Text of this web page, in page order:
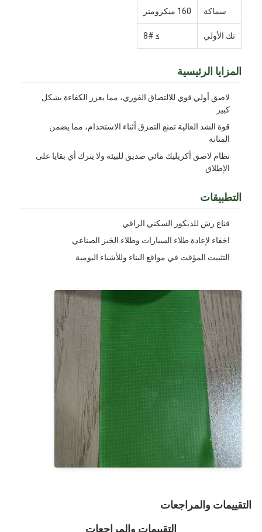
الصفحة الرئيسية
سماكة 160 ميكرومتر
تك الأولي ≥ 8#
المزايا الرئيسية
لاصق أولي قوي للالتصاق الفوري، مما يعزز الكفاءة بشكل
كبير
قوة الشد العالية تمنع التمزق أثناء الاستخدام، مما يضمن
المتانة
نظام لاصق أكريليك مائي صديق للبيئة ولا يترك أي بقايا على
الإطلاق
التطبيقات
قناع رش للديكور السكني الراقي
اخفاء لإعادة طلاء السيارات وطلاء الخبز الصناعي
التثبيت المؤقت في مواقع البناء وللأشياء اليومية
التقييمات والمراجعات
التقييمات والمراجعات